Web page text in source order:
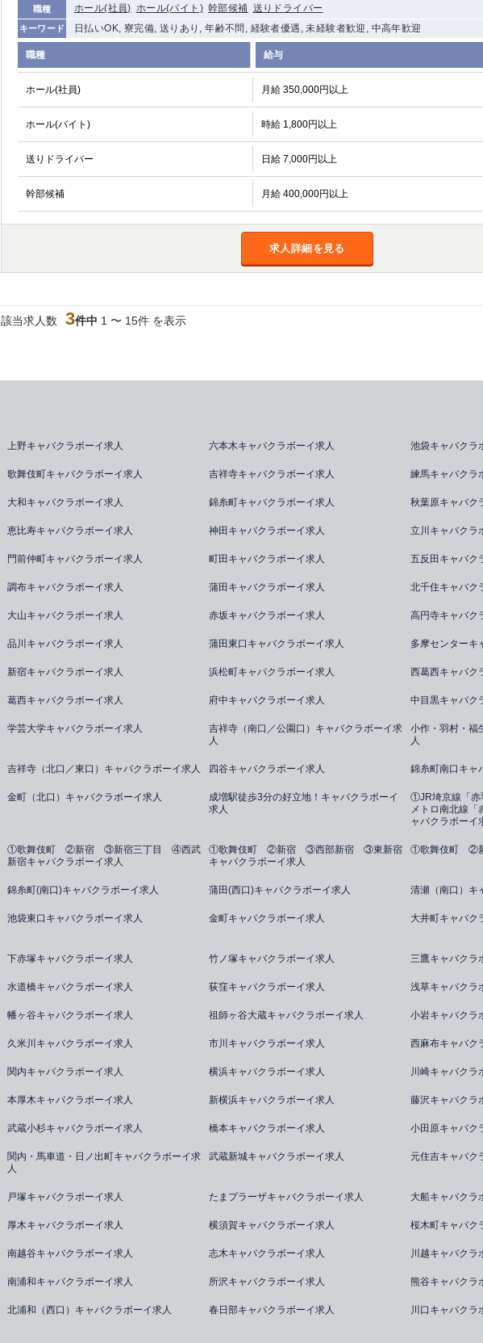
職種 ホール(社員) ホール(バイト) 幹部候補 送りドライバー
キーワード 日払いOK, 寮完備, 送りあり, 年齢不問, 経験者優遇, 未経験者歓迎, 中高年歓迎
職種 給与
ホール(社員) 月給 350,000円以上
ホール(バイト) 時給 1,800円以上
送りドライバー 日給 7,000円以上
幹部候補 月給 400,000円以上
求人詳細を見る
該当求人数 3件中 1 〜 15件 を表示
上野キャバクラボーイ求人 六本木キャバクラボーイ求人 池袋キャバクラ
歌舞伎町キャバクラボーイ求人 吉祥寺キャバクラボーイ求人 練馬キャバクラ
大和キャバクラボーイ求人 錦糸町キャバクラボーイ求人 秋葉原キャバク
恵比寿キャバクラボーイ求人 神田キャバクラボーイ求人 立川キャバクラ
門前仲町キャバクラボーイ求人 町田キャバクラボーイ求人 五反田キャバク
調布キャバクラボーイ求人 蒲田キャバクラボーイ求人 北千住キャバク
大山キャバクラボーイ求人 赤坂キャバクラボーイ求人 高円寺キャバク
品川キャバクラボーイ求人 蒲田東口キャバクラボーイ求人 多摩センターキ
新宿キャバクラボーイ求人 浜松町キャバクラボーイ求人 西葛西キャバク
葛西キャバクラボーイ求人 府中キャバクラボーイ求人 中目黒キャバク
学芸大学キャバクラボーイ求人
吉祥寺（南口／公園口）キャバクラボーイ求
人
小作・羽村・福
人
吉祥寺（北口／東口）キャバクラボーイ求人 四谷キャバクラボーイ求人 錦糸町南口キャ
金町（北口）キャバクラボーイ求人
成増駅徒歩3分の好立地！キャバクラボーイ
求人
①JR埼京線「
メトロ南北線「
ャバクラボーイ
①歌舞伎町 ②新宿 ③新宿三丁目 ④西武
新宿キャバクラボーイ求人
①歌舞伎町 ②新宿 ③西部新宿 ③東新宿
キャバクラボーイ求人
①歌舞伎町 ②新
錦糸町(南口)キャバクラボーイ求人 蒲田(西口)キャバクラボーイ求人 清瀬（南口）キ
池袋東口キャバクラボーイ求人 金町キャバクラボーイ求人 大井町キャバク
下赤塚キャバクラボーイ求人 竹ノ塚キャバクラボーイ求人 三鷹キャバクラ
水道橋キャバクラボーイ求人 荻窪キャバクラボーイ求人 浅草キャバクラ
幡ヶ谷キャバクラボーイ求人 祖師ヶ谷大蔵キャバクラボーイ求人 小岩キャバクラ
久米川キャバクラボーイ求人 市川キャバクラボーイ求人 西麻布キャバク
関内キャバクラボーイ求人 横浜キャバクラボーイ求人 川崎キャバクラ
本厚木キャバクラボーイ求人 新横浜キャバクラボーイ求人 藤沢キャバクラ
武蔵小杉キャバクラボーイ求人 橋本キャバクラボーイ求人 小田原キャバク
関内・馬車道・日ノ出町キャバクラボーイ求
人
武蔵新城キャバクラボーイ求人 元住吉キャバク
戸塚キャバクラボーイ求人 たまプラーザキャバクラボーイ求人 大船キャバクラ
厚木キャバクラボーイ求人 横須賀キャバクラボーイ求人 桜木町キャバク
南越谷キャバクラボーイ求人 志木キャバクラボーイ求人 川越キャバクラ
南浦和キャバクラボーイ求人 所沢キャバクラボーイ求人 熊谷キャバクラ
北浦和（西口）キャバクラボーイ求人 春日部キャバクラボーイ求人 川口キャバクラ